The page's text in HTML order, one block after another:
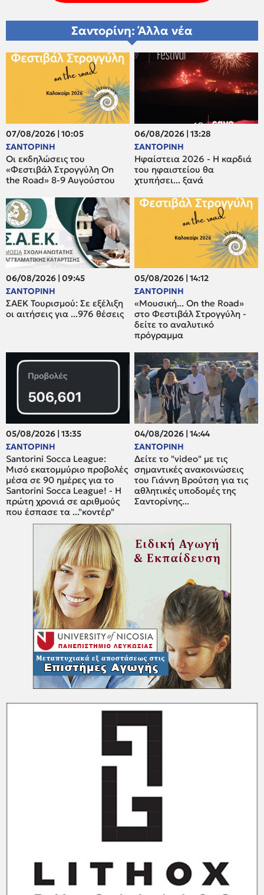
Σαντορίνη: Άλλα νέα
07/08/2026 | 10:05
ΣΑΝΤΟΡΙΝΗ
Οι εκδηλώσεις του
«Φεστιβάλ Στρογγύλη On
the Road» 8-9 Αυγούστου
06/08/2026 | 13:28
ΣΑΝΤΟΡΙΝΗ
Ηφαίστεια 2026 - Η καρδιά
του ηφαιστείου θα
χτυπήσει... ξανά
06/08/2026 | 09:45
ΣΑΝΤΟΡΙΝΗ
ΣΑΕΚ Τουρισμού: Σε εξέλιξη
οι αιτήσεις για ...976 θέσεις
05/08/2026 | 14:12
ΣΑΝΤΟΡΙΝΗ
«Μουσική... On the Road»
στο Φεστιβάλ Στρογγύλη -
δείτε το αναλυτικό
πρόγραμμα
05/08/2026 | 13:35
ΣΑΝΤΟΡΙΝΗ
Santorini Socca League:
Μισό εκατομμύριο προβολές
μέσα σε 90 ημέρες για το
Santorini Socca League! - Η
πρώτη χρονιά σε αριθμούς
που έσπασε τα ..."κοντέρ"
04/08/2026 | 14:44
ΣΑΝΤΟΡΙΝΗ
Δείτε το "video" με τις
σημαντικές ανακοινώσεις
του Γιάννη Βρούτση για τις
αθλητικές υποδομές της
Σαντορίνης...